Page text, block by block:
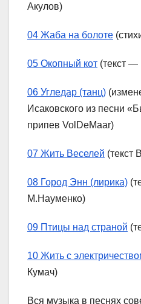
Акулов)
04 Жаба на болоте
05 Окопный кот (текст
06 Угледар (танц)
Исаковского из песни
припев VolDeMaar)
07 Жить Веселей (текст
08 Город Энн (лирика)
М.Науменко)
09 Птицы над страной
10 Жить с
Кумач)
Вся музыка в песнях